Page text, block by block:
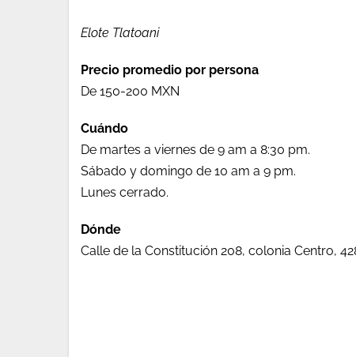
Elote Tlatoani
Precio promedio por persona
De 150-200 MXN
Cuándo
De martes a viernes de 9 am a 8:30 pm.
Sábado y domingo de 10 am a 9 pm.
Lunes cerrado.
Dónde
Calle de la Constitución 208, colonia Centro,